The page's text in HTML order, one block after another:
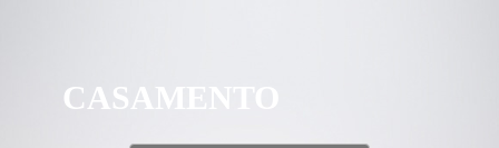
CASAMENTO